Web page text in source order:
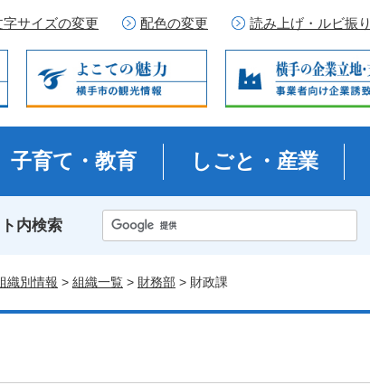
字サイズの変更 配色の変更 読み上げ・ルビ振り
子育て・教育 しごと・産業
内検索
織別情報 > 組織一覧 > 財務部 > 財政課